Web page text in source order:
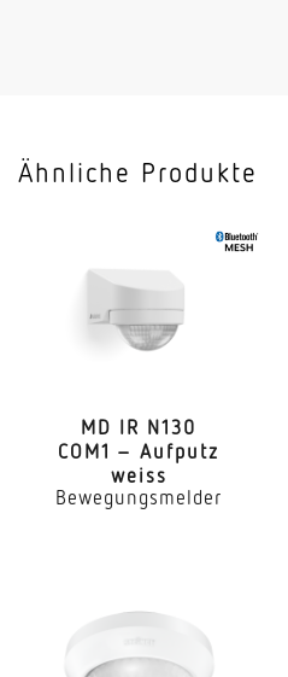
Vernetzung via
Anwendung, Ort
Außenbereich Innenbereich
/ Lobby Treppenhaus WC
Tiefgarage Außenbereich
Ähnliche Produkte
MD IR N130
COM1 – Aufputz
weiss
Bewegungsmelder